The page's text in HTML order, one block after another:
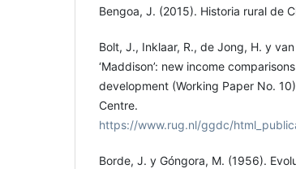
Bengoa, J. (2015). Historia rural de
Bolt, J., Inklaar, R., de Jong, H. y
‘Maddison’: new income
development (Working Paper No.
Centre.
https://www.rug.nl/ggdc/
Borde, J. y Góngora, M. (1956).